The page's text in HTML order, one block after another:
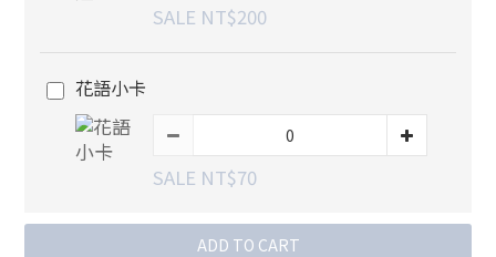
SALE NT$200
花語小卡
SALE NT$70
ADD TO CART